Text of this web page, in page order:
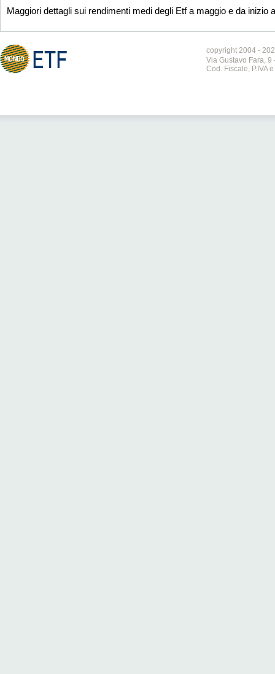
Maggiori dettagli sui rendimenti medi degli Etf a maggio e da
copyright 2004 -
Via Gustavo Fara, 9
Cod. Fiscale, P.IVA